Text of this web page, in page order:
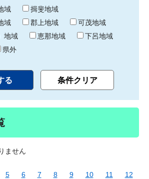
域
揖斐地域
域
郡上地域
可茂地域
地域
恵那地域
下呂地域
県外
ません
5 6 7 8 9 10 11
12